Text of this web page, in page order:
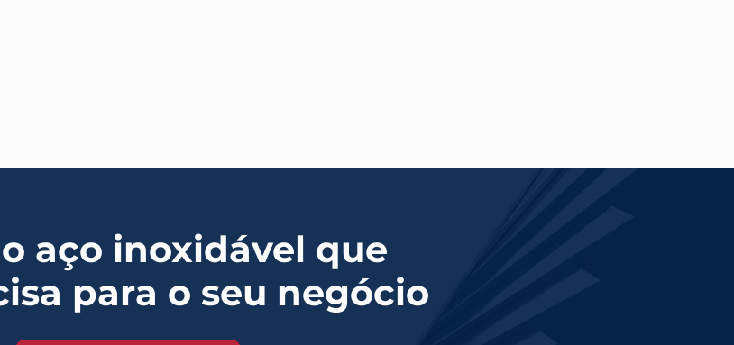
aço inoxidável que
para o seu negócio